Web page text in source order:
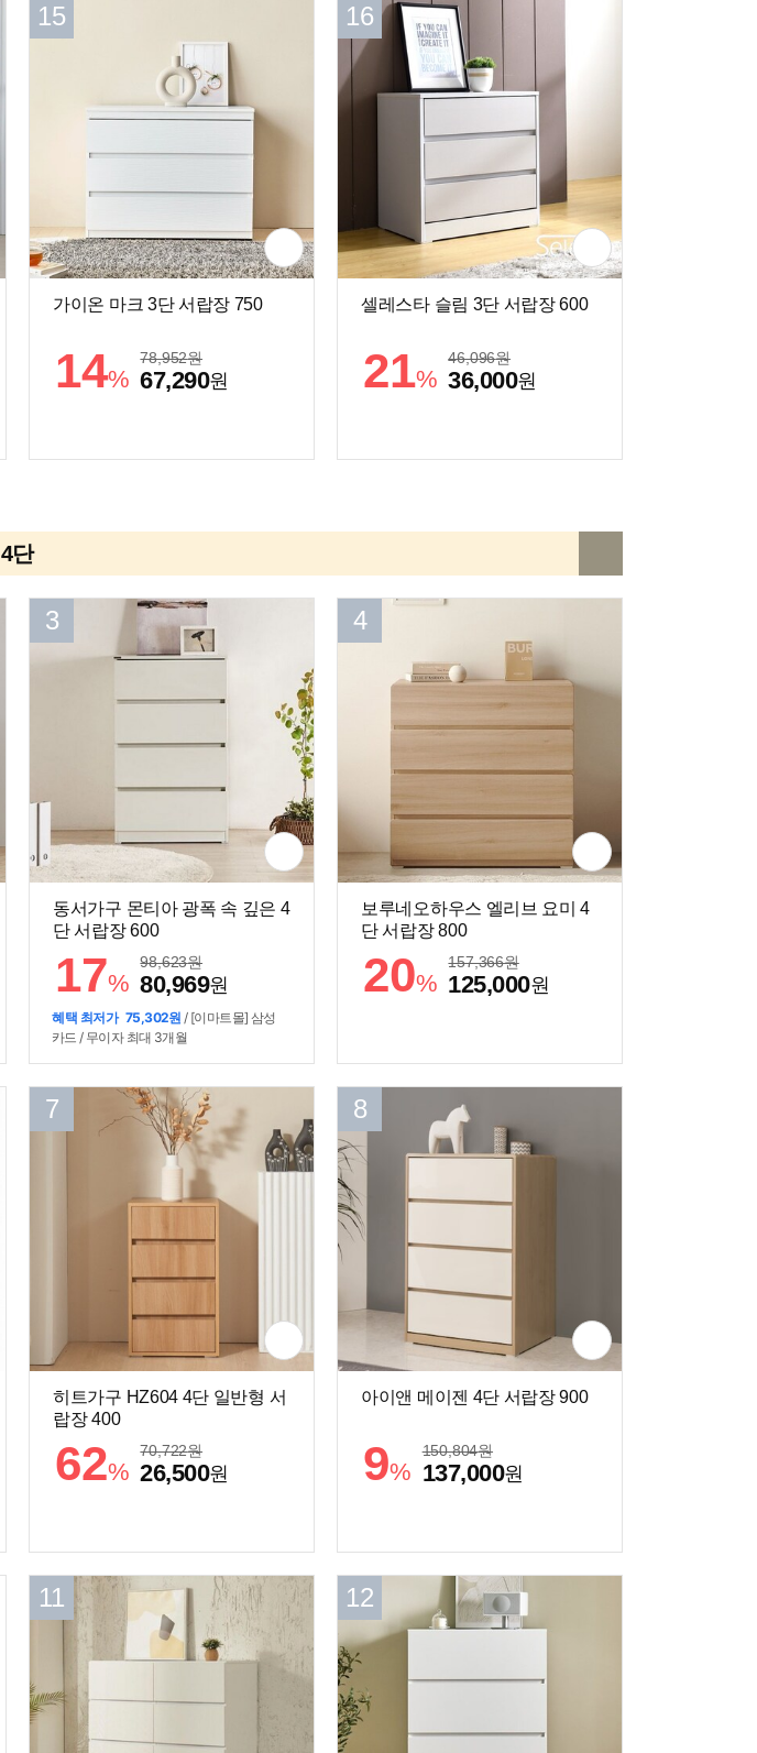
15
가이온 마크 3단 서랍장 750
14%
78,952원
67,290원
16
셀레스타 슬림 3단 서랍장 600
21%
46,096원
36,000원
4단
3
동서가구 몬티아 광폭 속 깊은 4
단 서랍장 600
17%
98,623원
80,969원
혜택 최저가 75,302원 / [이마트몰] 삼성
카드 / 무이자 최대 3개월
4
보루네오하우스 엘리브 요미 4
단 서랍장 800
20%
157,366원
125,000원
7
히트가구 HZ604 4단 일반형 서
랍장 400
62%
70,722원
26,500원
8
아이앤 메이젠 4단 서랍장 900
9%
150,804원
137,000원
11 12